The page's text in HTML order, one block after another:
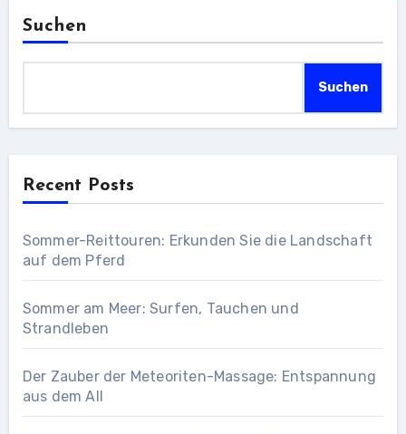
Suchen
Suchen
Recent Posts
Sommer-Reittouren: Erkunden Sie die Landschaft
auf dem Pferd
Sommer am Meer: Surfen, Tauchen und
Strandleben
Der Zauber der Meteoriten-Massage: Entspannung
aus dem All